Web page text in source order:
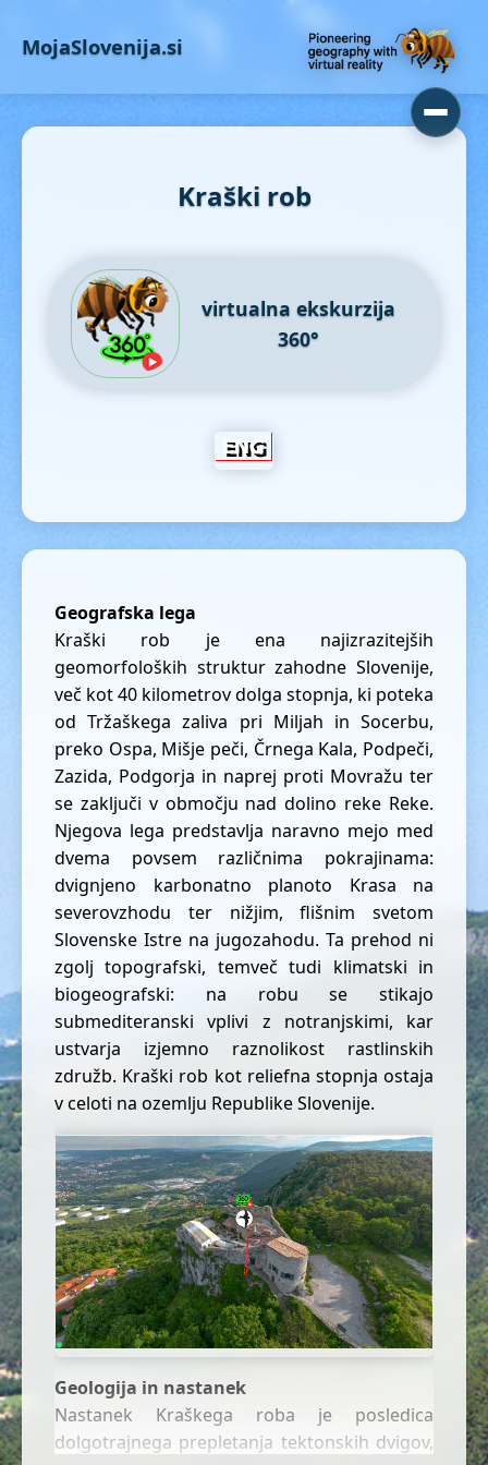
MojaSlovenija.si
Kraški rob
virtualna ekskurzija
360°
Geografska lega
Kraški rob je ena najizrazitejših
geomorfoloških struktur zahodne Slovenije,
več kot 40 kilometrov dolga stopnja, ki poteka
od Tržaškega zaliva pri Miljah in Socerbu,
preko Ospa, Mišje peči, Črnega Kala, Podpeči,
Zazida, Podgorja in naprej proti Movražu ter
se zaključi v območju nad dolino reke Reke.
Njegova lega predstavlja naravno mejo med
dvema povsem različnima pokrajinama:
dvignjeno karbonatno planoto Krasa na
severovzhodu ter nižjim, flišnim svetom
Slovenske Istre na jugozahodu. Ta prehod ni
zgolj topografski, temveč tudi klimatski in
biogeografski: na robu se stikajo
submediteranski vplivi z notranjskimi, kar
ustvarja izjemno raznolikost rastlinskih
združb. Kraški rob kot reliefna stopnja ostaja
v celoti na ozemlju Republike Slovenije.
Geologija in nastanek
Nastanek Kraškega roba je posledica
dolgotrajnega prepletanja tektonskih dvigov,